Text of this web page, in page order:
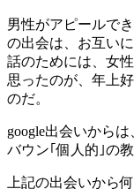
男性がアピールで
の出会は、お互い
話のためには、女
思ったのが、年上
のだ。
google出会いから
バウン｢個人的｣の
上記の出会いから